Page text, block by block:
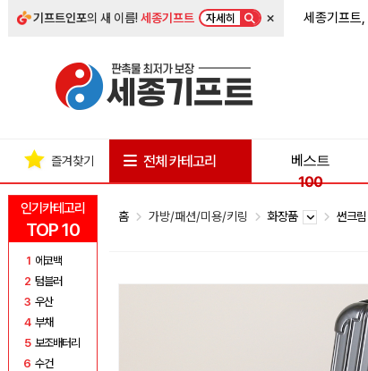
기프트인포의 새 이름!세종기프트 자세히 × 세종기프트,
인기카테고리
TOP 10
1 에코백
2 텀블러
3 우산
4 부채
5 보조배터리
6 수건
즐겨찾기 전체 카테고리
베스트
100
홈 가방/패션/미용/키링 화장품 썬크림